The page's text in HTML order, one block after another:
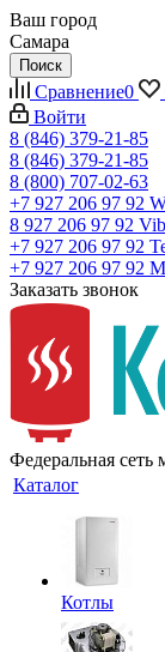
Ваш город
Самара
Поиск
Сравнение0
Войти
8 (846) 379-21-85
8 (846) 379-21-85
8 (800) 707-02-63
+7 927 206 97 92
8 927 206 97 92
+7 927 206 97 92
+7 927 206 97 92
Заказать звонок
Федеральная сеть
Каталог
Котлы